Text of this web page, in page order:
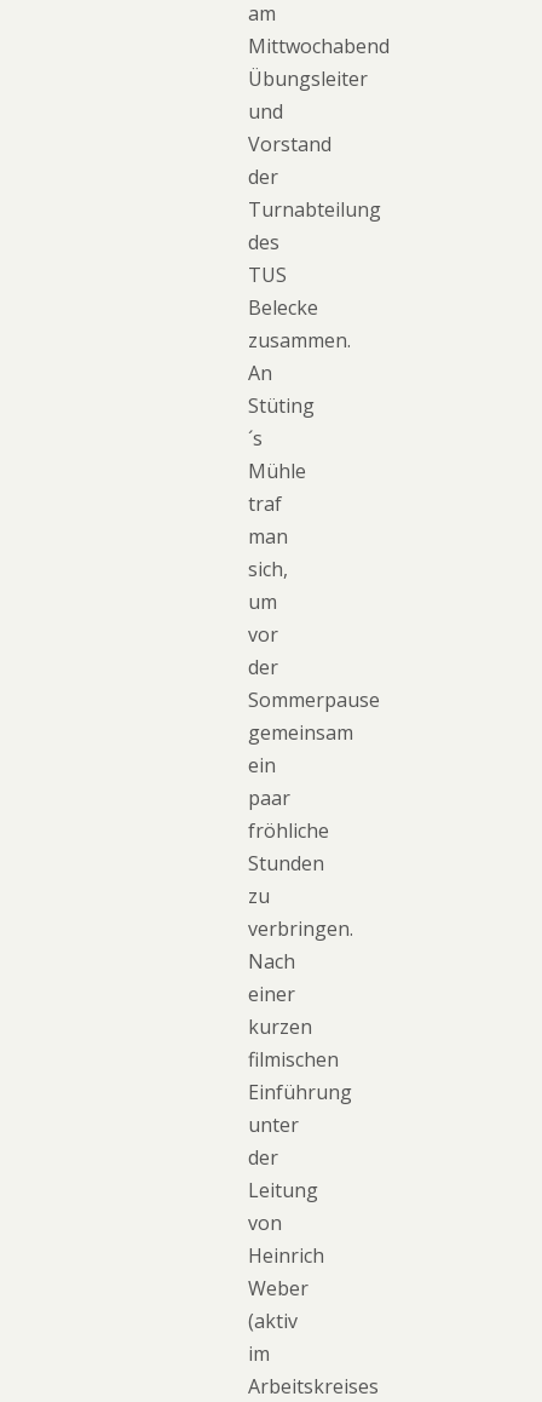
am
Mittwochabend
Übungsleiter
und
Vorstand
der
Turnabteilung
des
TUS
Belecke
zusammen.
An
Stüting
´s
Mühle
traf
man
sich,
um
vor
der
Sommerpause
gemeinsam
ein
paar
fröhliche
Stunden
zu
verbringen.
Nach
einer
kurzen
filmischen
Einführung
unter
der
Leitung
von
Heinrich
Weber
(aktiv
im
Arbeitskreises